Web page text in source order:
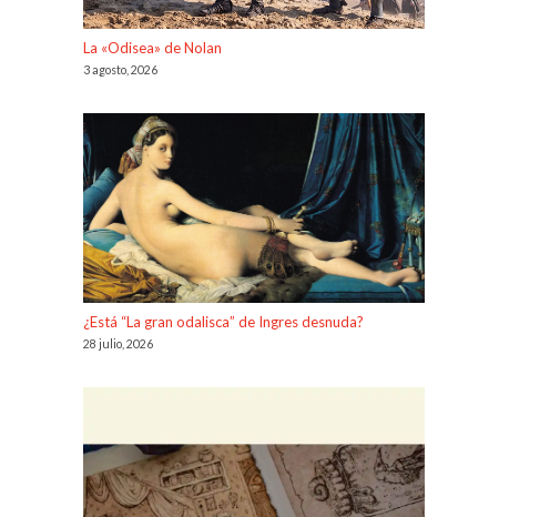
La «Odisea» de Nolan
3 agosto, 2026
¿Está “La gran odalisca” de Ingres desnuda?
28 julio, 2026